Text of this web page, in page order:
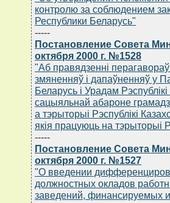
контролю за соблюдением
Республики Беларусь"
-----
Постановление Совета
октября 2000 г. №1528
"Аб правядзеннi
змяненняў i дапаўненняў у
Беларусь i Урадам
сацыяльнай абароне
а тэрыторыi Рэспублiкi
якiя працуюць на тэрыторыi
-----
Постановление Совета
октября 2000 г. №1527
"О введении
должностных окладов
заведений, финансируемых